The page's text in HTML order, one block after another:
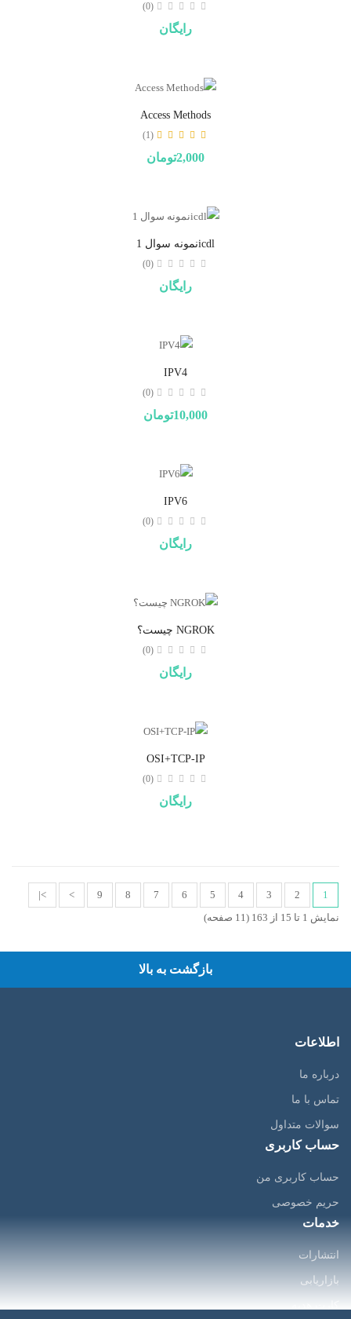
(0)
رایگان
Access Methods
(1)
2,000تومان
icdlنمونه سوال 1
(0)
رایگان
IPV4
(0)
10,000تومان
IPV6
(0)
رایگان
NGROK چیست؟
(0)
رایگان
OSI+TCP-IP
(0)
رایگان
1
2
3
4
5
6
7
8
9
>
>|
نمایش 1 تا 15 از 163 (11 صفحه)
بازگشت به بالا
اطلاعات
درباره ما
تماس با ما
سوالات متداول
حساب کاربری
حساب کاربری من
حریم خصوصی
خدمات
انتشارات
بازاریابی